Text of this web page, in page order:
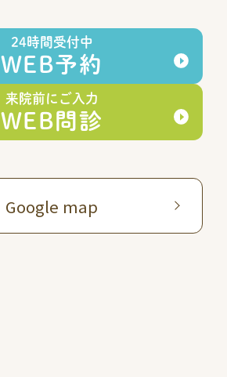
24時間受付中
WEB予約
来院前にご入力
WEB問診
Google map